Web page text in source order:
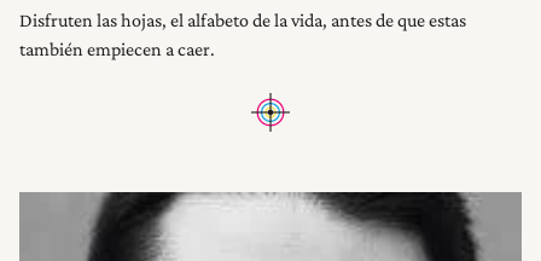
Disfruten las hojas, el alfabeto de la vida, antes de que estas
también empiecen a caer.